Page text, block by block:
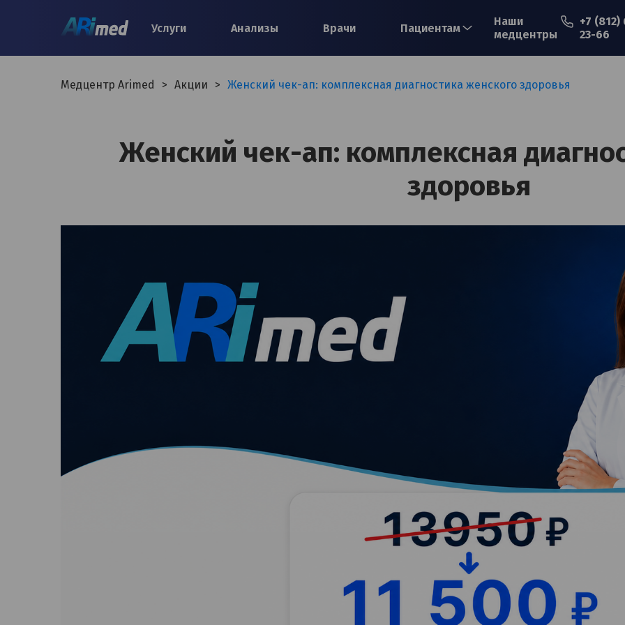
Услуги Анализы Врачи Пациентам
Наши
медцентры
+7 (812)
23-66
Медцентр Arimed > Акции > Женский чек-ап: комплексная диагностика женского здоровья
Женский чек-ап: комплексная
здоровья
Я согласен на обработку